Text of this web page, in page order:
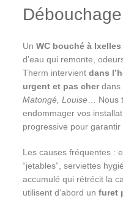
UnWC bouché à Ixelles
d’eau qui remonte,
Therm intervientdans
urgent et pas cherdans
Matongé, Louise … Nous
endommager vos
progressive pour garantir
Les causes fréquentes :
“jetables”, serviettes
accumulé qui rétrécit la
utilisent d’abord unfuret